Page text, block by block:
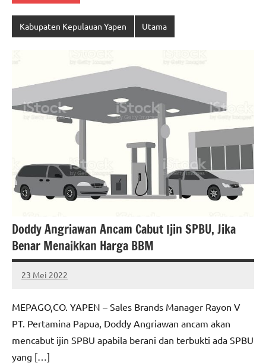
Kabupaten Kepulauan Yapen Utama
Doddy Angriawan Ancam Cabut Ijin SPBU, Jika
Benar Menaikkan Harga BBM
23 Mei 2022
MEPAGO
No
MEPAGO,CO. YAPEN – Sales Brands Manager Rayon V
PT. Pertamina Papua, Doddy Angriawan ancam akan
mencabut ijin SPBU apabila berani dan terbukti ada SPBU
yang […]